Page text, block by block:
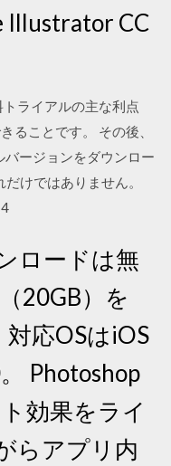
Illustrator CC
ライアルの主な利点
ることです。 その後、
ージョンをダウンロー
けではありません。
ロードは無
20GB）を
応OSはiOS
Photoshop
効果をライ
らアプリ内